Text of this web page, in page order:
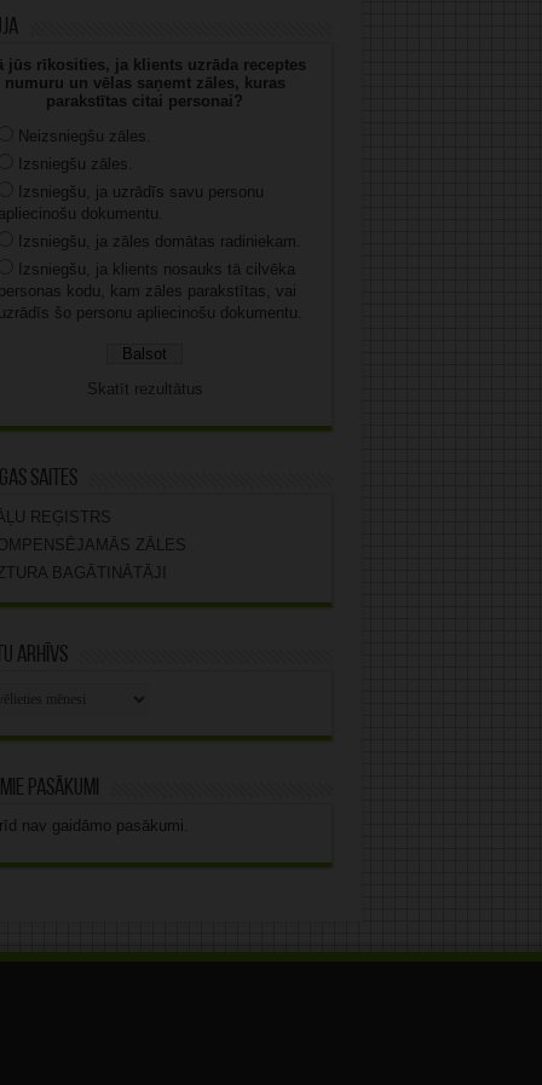
jūs rīkosities, ja klients uzrāda receptes
numuru un vēlas saņemt zāles, kuras
parakstītas citai personai?
Neizsniegšu zāles.
Izsniegšu zāles.
Izsniegšu, ja uzrādīs savu personu
dokumentu.
Izsniegšu, ja zāles domātas radiniekam.
Izsniegšu, ja klients nosauks tā cilvēka
kodu, kam zāles parakstītas, vai
šo personu apliecinošu dokumentu.
Skatīt rezultātus
saites
REĢISTRS
ZĀLES
BAGĀTINĀTĀJI
arhīvs
pasākumi
nav gaidāmo pasākumi.